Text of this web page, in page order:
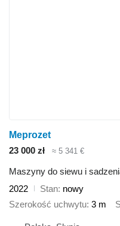
Meprozet
23 000 zł
≈ 5 341 €
Maszyny do siewu i
2022
Stan nowy
Szerokość uchwytu 3 m